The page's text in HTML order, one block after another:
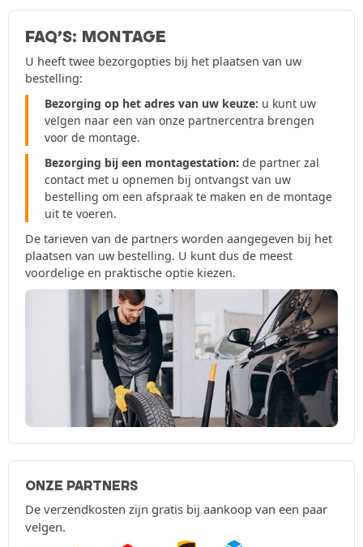
FAQ’S: MONTAGE
U heeft twee bezorgopties bij het plaatsen van uw
bestelling:
Bezorging op het adres van uw keuze: u kunt uw
velgen naar een van onze partnercentra brengen
voor de montage.
Bezorging bij een montagestation: de partner zal
contact met u opnemen bij ontvangst van uw
bestelling om een afspraak te maken en de montage
uit te voeren.
De tarieven van de partners worden aangegeven bij het
plaatsen van uw bestelling. U kunt dus de meest
voordelige en praktische optie kiezen.
ONZE PARTNERS
De verzendkosten zijn gratis bij aankoop van een paar
velgen.